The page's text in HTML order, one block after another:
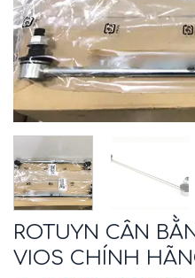
ROTUYN CÂN
VIOS CHÍNH